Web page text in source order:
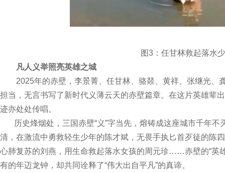
图3：任甘林救起落水少
凡人义举照亮英雄之城
2025年的赤壁，李景菁、任甘林、骆燚、黄祥、张继光、
担当，无言书写了新时代义薄云天的赤壁篇章。在这片英雄辈
迹亦处处传唱。
历史烽烟处，三国赤壁“义”字当先，熔铸成这座城市千年不
清，在激流中勇救轻生少年的陈才斌，无畏手执匕首歹徒的陈
心肺复苏的刘燕，用生命救起落水女孩的周元珍……赤壁的“英
有的年迈龙钟，却共同诠释了“伟大出自平凡”的真谛。